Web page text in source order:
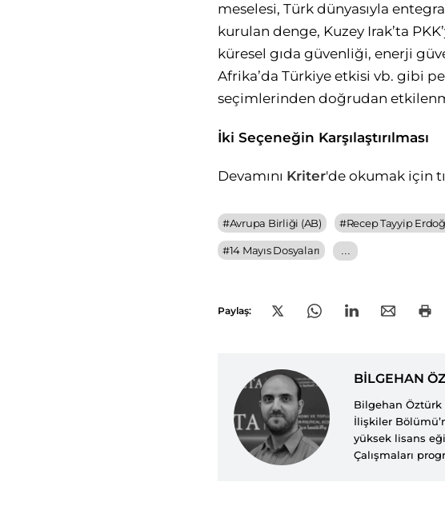
meselesi, Türk dünyasıyla
kurulan denge, Kuzey Irak’ta
küresel gıda güvenliği, enerji
Afrika’da Türkiye etkisi vb. gibi
seçimlerinden doğrudan
İki Seçeneğin Karşılaştırılması
Devamını Kriter'de okumak için
#Avrupa Birliği (AB) #Recep Tayyip
#14 Mayıs Dosyaları
Paylaş:
BİLGEHAN
Bilgehan Öztürk
İlişkiler
yüksek lisans
Çalışmaları